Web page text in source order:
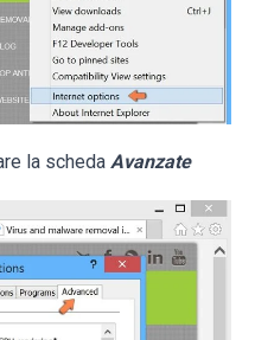
la scheda Avanzate